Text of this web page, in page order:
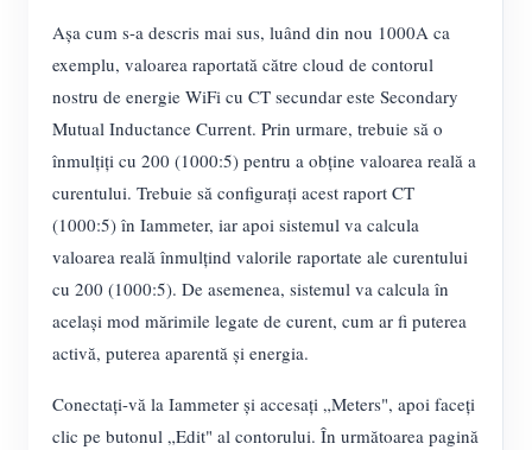
Așa cum s-a descris mai sus, luând din nou 1000A ca
exemplu, valoarea raportată către cloud de contorul
nostru de energie WiFi cu CT secundar este Secondary
Mutual Inductance Current. Prin urmare, trebuie să o
înmulțiți cu 200 (1000:5) pentru a obține valoarea reală a
curentului. Trebuie să configurați acest raport CT
(1000:5) în Iammeter, iar apoi sistemul va calcula
valoarea reală înmulțind valorile raportate ale curentului
cu 200 (1000:5). De asemenea, sistemul va calcula în
același mod mărimile legate de curent, cum ar fi puterea
activă, puterea aparentă și energia.
Conectați-vă la Iammeter și accesați „Meters", apoi faceți
clic pe butonul „Edit" al contorului. În următoarea pagină